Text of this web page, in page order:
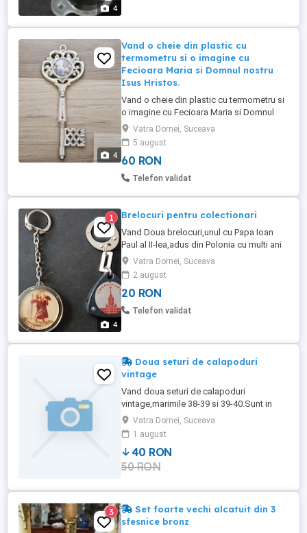
4
4
Vand o cheie din plastic cu
termometru si o imagine cu
Fecioara Maria si Domnul nostru
Isus Hristos.
Vand o cheie din plastic cu termometru si
o imagine cu Fecioara Maria si Domnul
nostru Isus Hristos.Este adusa de la
Ierusalim.Pret=60 lei.Detalii: Lungime=22
cm Latime sus=8,5 cm Latime jos=5 cm
Cer si ofer maxima seriozitate. Va
multumesc pentru intelegere!
Vatra Dornei, Suceava
5 august
60 RON
Telefon validat
4
1 Brelocuri pentru colectionari
Vand Doua brelocuri,unul cu Papa Ioan
Paul al II-lea,adus din Polonia cu multi ani
in urma si celalalt adus din fosta URSS si
are o lupa in interior.Si acesta este foarte
vechi.Se vede in poze cum arata
deschis.Pret=20 lei ambele+taxele
postale.Cer si ofer maxima seriozitate!Va
Vatra Dornei, Suceava
2 august
20 RON
Telefon validat
Doua seturi de calapoduri
vintage
Vand doua seturi de calapoduri
vintage,marimile 38-39 si 39-40.Sunt in
stare f.buna,dupa cum se poate observa
in pozele atasate.Cer si ofer maxima
seriozitate.Nu sunati cu numere private ca
aveti din start apelurile blocate.Pret
vanzare pt ambele perechi=40 lei.Plata se
Vatra Dornei, Suceava
1 august
40 RON
50 RON
3
Set foarte vechi alcatuit din 3
sfesnice bronz